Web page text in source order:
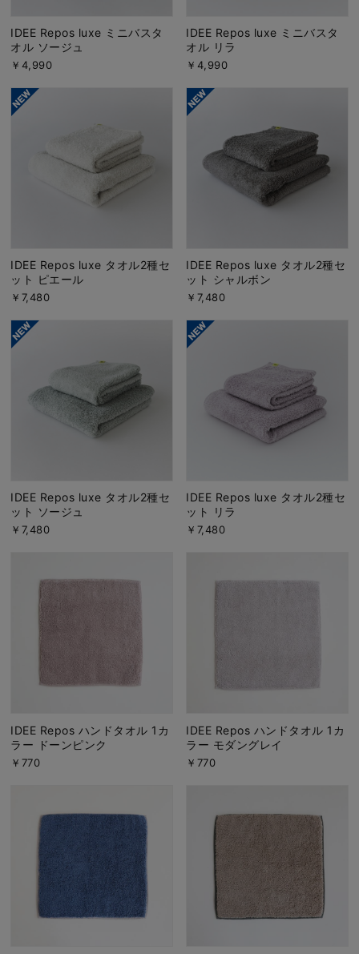
IDEE Repos luxe ミニバスタ
オル ソージュ
￥4,990
IDEE Repos luxe ミニバスタ
オル リラ
￥4,990
IDEE Repos luxe タオル2種セ
ット ピエール
￥7,480
IDEE Repos luxe タオル2種セ
ット シャルボン
￥7,480
IDEE Repos luxe タオル2種セ
ット ソージュ
￥7,480
IDEE Repos luxe タオル2種セ
ット リラ
￥7,480
IDEE Repos ハンドタオル 1カ
ラー ドーンピンク
￥770
IDEE Repos ハンドタオル 1カ
ラー モダングレイ
￥770